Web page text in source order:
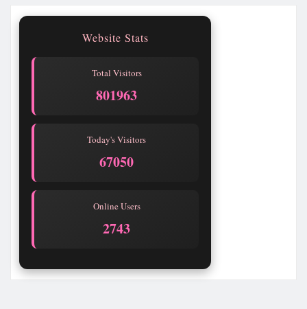
Website Stats
Total Visitors
801965
Today's Visitors
67052
Online Users
2743